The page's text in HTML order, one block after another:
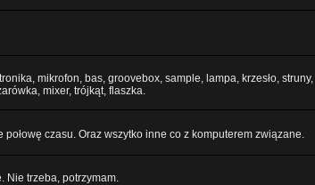
mikrofon, bas, groovebox, sample, lampa, krzesło, struny,
mixer, trójkąt, flaszka.
czasu. Oraz wszytko inne co z komputerem związane.
Nie trzeba, potrzymam.